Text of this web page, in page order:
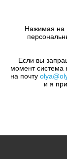
Нажимая на
Если вы
момент система
на почту
и я